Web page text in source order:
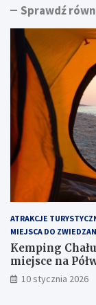
n
a
ł
u
p
D
l
a
c
e
g
o
t
o
n
i
m
o
r
z
m
u
k
y
y
k
l
e
j
n
Sprawdź
ATRAKCJE
MIEJSCA DO
Kemping
miejsce na
10 stycznia 2026